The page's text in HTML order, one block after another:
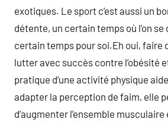
exotiques. Le sport c’est aussi un
détente, un certain temps où l’on se
certain temps pour soi.Eh oui, faire
lutter avec succès contre l’obésité
pratique d’une activité physique
adapter la perception de faim, elle
d’augmenter l’ensemble